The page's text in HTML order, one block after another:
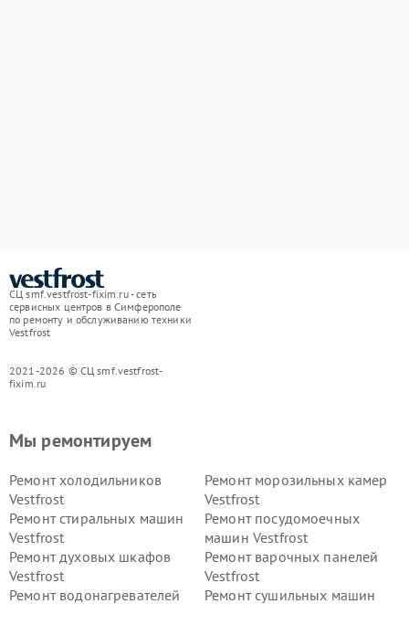
СЦ smf.vestfrost-fixim.ru - сеть
сервисных центров в Симферополе
по ремонту и обслуживанию техники
Vestfrost
2021-2026 © СЦ smf.vestfrost-
fixim.ru
Мы ремонтируем
Ремонт холодильников
Vestfrost
Ремонт морозильных камер
Vestfrost
Ремонт стиральных машин
Vestfrost
Ремонт посудомоечных
машин Vestfrost
Ремонт духовых шкафов
Vestfrost
Ремонт варочных панелей
Vestfrost
Ремонт водонагревателей
Ремонт сушильных машин